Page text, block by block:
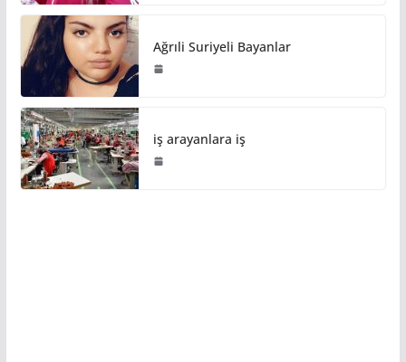
Ağrıli Suriyeli Bayanlar
iş arayanlara iş